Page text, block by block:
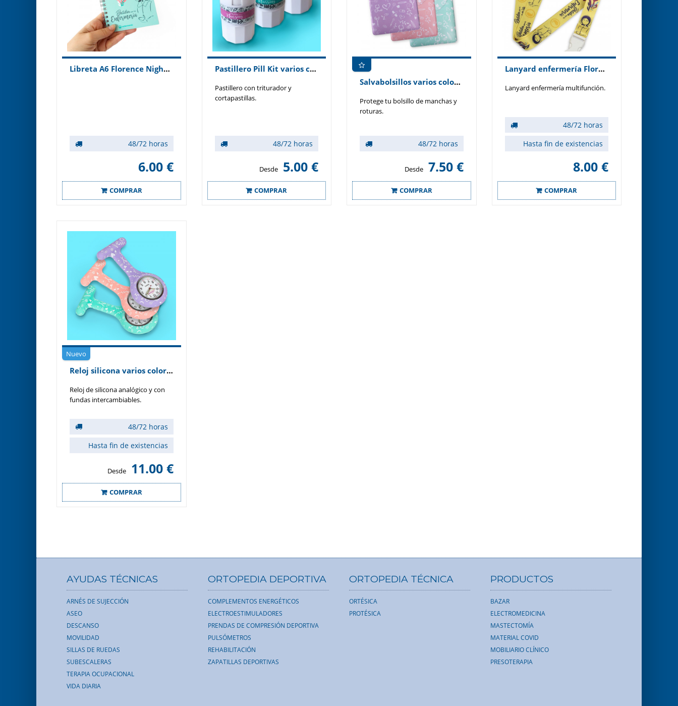
Libreta A6 Florence Nightingale
48/72 horas
6.00 €
COMPRAR
Pastillero Pill Kit varios colores
Pastillero con triturador y
cortapastillas.
48/72 horas
Desde 5.00 €
COMPRAR
Salvabolsillos varios colores
Protege tu bolsillo de manchas y
roturas.
48/72 horas
Desde 7.50 €
COMPRAR
Lanyard enfermería Florence Nightingale
Lanyard enfermería multifunción.
48/72 horas
Hasta fin de existencias
8.00 €
COMPRAR
Nuevo
Reloj silicona varios colores
Reloj de silicona analógico y con
fundas intercambiables.
48/72 horas
Hasta fin de existencias
Desde 11.00 €
COMPRAR
AYUDAS TÉCNICAS
ARNÉS DE SUJECCIÓN
ASEO
DESCANSO
MOVILIDAD
SILLAS DE RUEDAS
SUBESCALERAS
TERAPIA OCUPACIONAL
VIDA DIARIA
ORTOPEDIA DEPORTIVA
COMPLEMENTOS ENERGÉTICOS
ELECTROESTIMULADORES
PRENDAS DE COMPRESIÓN DEPORTIVA
PULSÓMETROS
REHABILITACIÓN
ZAPATILLAS DEPORTIVAS
ORTOPEDIA TÉCNICA
ORTÉSICA
PROTÉSICA
PRODUCTOS
BAZAR
ELECTROMEDICINA
MASTECTOMÍA
MATERIAL COVID
MOBILIARIO CLÍNICO
PRESOTERAPIA